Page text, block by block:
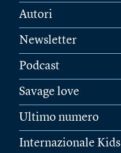
Autori
Newsletter
Podcast
Savage love
Ultimo numero
Internazionale Kids